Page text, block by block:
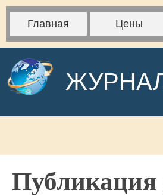
Главная Цены
Публикация